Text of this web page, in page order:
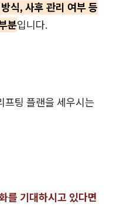
식, 사후 관리 여부 등
분입니다.
프팅 플랜을 세우시는
를 기대하시고 있다면